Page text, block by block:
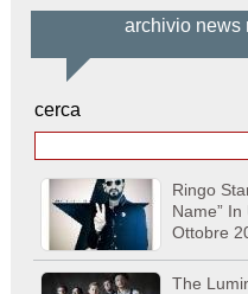
archivio news
cerca
Ringo
Name”
Ottobre
The